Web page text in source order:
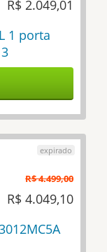
R$ 2.049,01
1 porta
R$ 4.499,00
R$ 4.049,10